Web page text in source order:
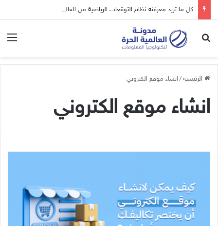
كل ما تريد معرفته نظام التوقعات الرياضية من العالمية الحرة
بحث عن
الرئيسية/ انشاء موقع الكتروني
انشاء موقع الكتروني